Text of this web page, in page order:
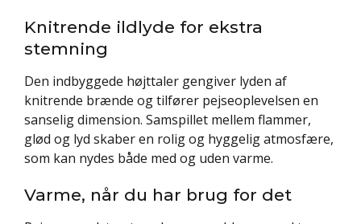
Knitrende ildlyde for ekstra
stemning
Den indbyggede højttaler gengiver lyden af
knitrende brænde og tilfører pejseoplevelsen en
sanselig dimension. Samspillet mellem flammer,
glød og lyd skaber en rolig og hyggelig atmosfære,
som kan nydes både med og uden varme.
Varme, når du har brug for det